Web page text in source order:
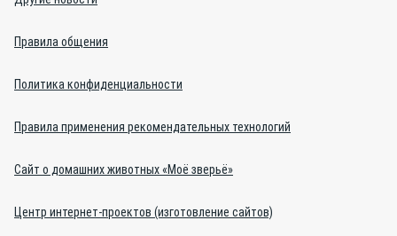
Правила общения
Политика конфиденциальности
Правила применения рекомендательных технологий
Сайт о домашних животных «Моё зверьё»
Центр интернет-проектов (изготовление сайтов)